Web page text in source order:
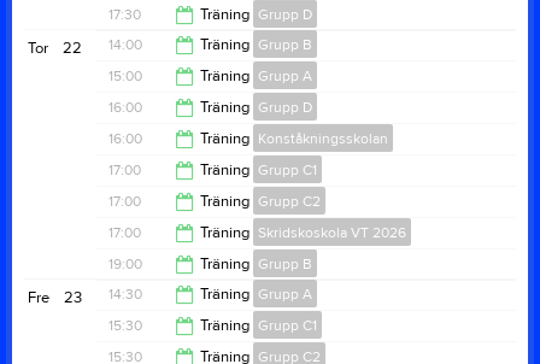
18:20
18:20
17:30 Träning Grupp D
18:20
22
Tor 14:00 Träning Grupp B
15:00
15:00 Träning Grupp A
19:00
16:00 Träning Grupp D
18:00
16:00 Träning Konståkningsskolan
16:50
17:00 Träning Grupp C1
17:50
17:00 Träning Grupp C2
17:50
17:00 Träning Skridskoskola VT 2026
17:50
19:00 Träning Grupp B
19:50
23
Fre 14:30 Träning Grupp A
19:30
15:30 Träning Grupp C1
15:30 Träning Grupp C2